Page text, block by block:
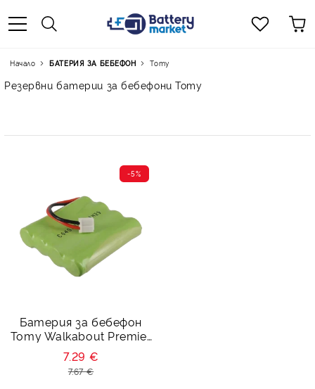
Начало БАТЕРИЯ ЗА БЕБЕФОН Tomy
Резервни батерии за бебефони Tomy
Батерия за бебефон
Tomy Walkabout Premier
Advance - 4.8V 700 mAh
-5%
7.29 €
7.67 €